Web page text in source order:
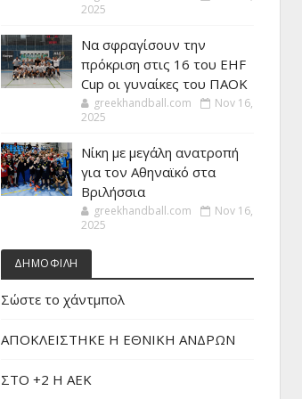
2025
Να σφραγίσουν την
πρόκριση στις 16 του EHF
Cup οι γυναίκες του ΠΑΟΚ
greekhandball.com
Nov 16,
2025
Νίκη με μεγάλη ανατροπή
για τον Αθηναϊκό στα
Βριλήσσια
greekhandball.com
Nov 16,
2025
ΔΗΜΟΦΙΛΗ
Σώστε το χάντμπολ
ΑΠΟΚΛΕΙΣΤΗΚΕ Η ΕΘΝΙΚΗ ΑΝΔΡΩΝ
ΣΤΟ +2 Η ΑΕΚ